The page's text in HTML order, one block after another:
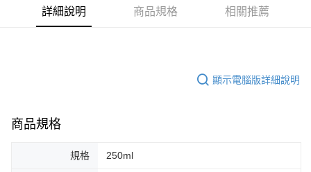
詳細說明 商品規格 相關推薦
顯示電腦版詳細說明
商品規格
規格 250ml